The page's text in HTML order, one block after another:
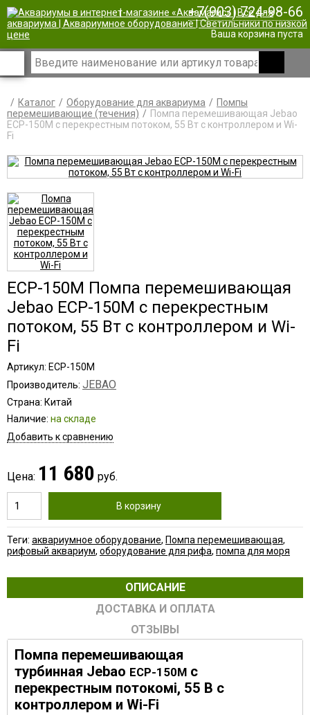
| +7(903) 724-98-66
Ваша корзина пуста
Каталог Оборудование для аквариума
Помпы
перемешивающие (течения)
Помпа перемешивающая Jebao
ECP-150M с перекрестным потоком, 55 Вт c контроллером и Wi-
Fi
ECP-150M Помпа перемешивающая
Jebao ECP-150M с перекрестным
потоком, 55 Вт c контроллером и Wi-
Fi
Артикул: ECP-150M
Производитель: JEBAO
Страна: Китай
Наличие: на складе
Добавить к сравнению
Цена: 11 680 руб.
В корзину
Теги: аквариумное оборудование, Помпа перемешивающая,
рифовый аквариум, оборудование для рифа, помпа для моря
ОПИСАНИЕ
ДОСТАВКА И ОПЛАТА
ОТЗЫВЫ
Помпа перемешивающая
турбинная Jebao ECP-150M с
перекрестным потокомi, 55 В c
контроллером и Wi-Fi